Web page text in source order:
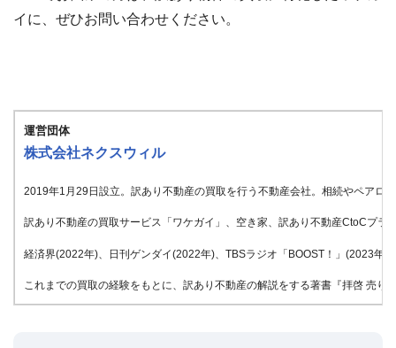
イに、ぜひお問い合わせください。
運営団体
株式会社ネクスウィル
2019年1月29日設立。訳あり不動産の買取を行う不動産会社。相続やペアロ
訳あり不動産の買取サービス「ワケガイ」、空き家、訳あり不動産CtoCプラ
経済界(2022年)、日刊ゲンダイ(2022年)、TBSラジオ「BOOST！」(2023年
これまでの買取の経験をもとに、訳あり不動産の解説をする著書『拝啓 売